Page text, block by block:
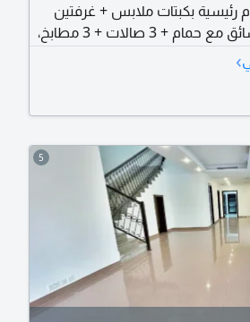
من طابقين + 5 غرف نوم رئيسية بكبتات ملابس + غرفتين
للعمالة المنزلية مع حمام + غرفة للسائق مع حمام + 3 صالات + 3 مطابخ،
+ بلكونات + مصعد ودرج + نظام
أمامية وفرع جمعية، مع مدخل
›
5